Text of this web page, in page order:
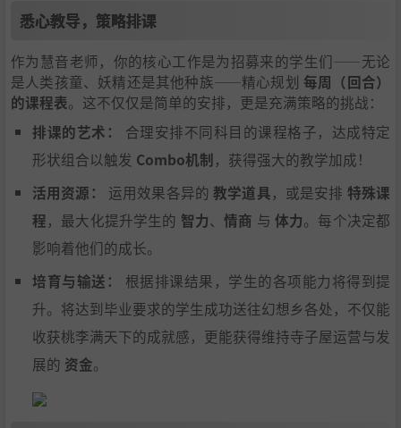
悉心教导，策略排课
作为慧音老师，你的核心工作是为招募来的学生们——无论
是人类孩童、妖精还是其他种族——精心规划 每周（回合）
的课程表。这不仅仅是简单的安排，更是充满策略的挑战：
排课的艺术：
合理安排不同科目的课程格子，达成特定
形状组合以触发 Combo机制，获得强大的教学加成！
活用资源：
运用效果各异的教学道具，或是安排 特殊课
程，最大化提升学生的 智力、情商 与 体力。每个决定都
影响着他们的成长。
培育与输送：
根据排课结果，学生的各项能力将得到提
升。将达到毕业要求的学生成功送往幻想乡各处，不仅能
收获桃李满天下的成就感，更能获得维持寺子屋运营与发
展的 资金。